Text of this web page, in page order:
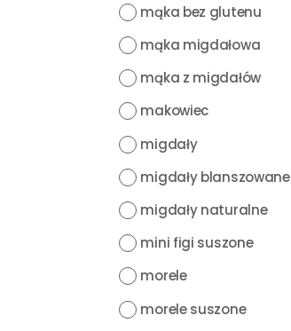
mąka bez glutenu
mąka migdałowa
mąka z migdałów
makowiec
migdały
migdały blanszowane
migdały naturalne
mini figi suszone
morele
morele suszone